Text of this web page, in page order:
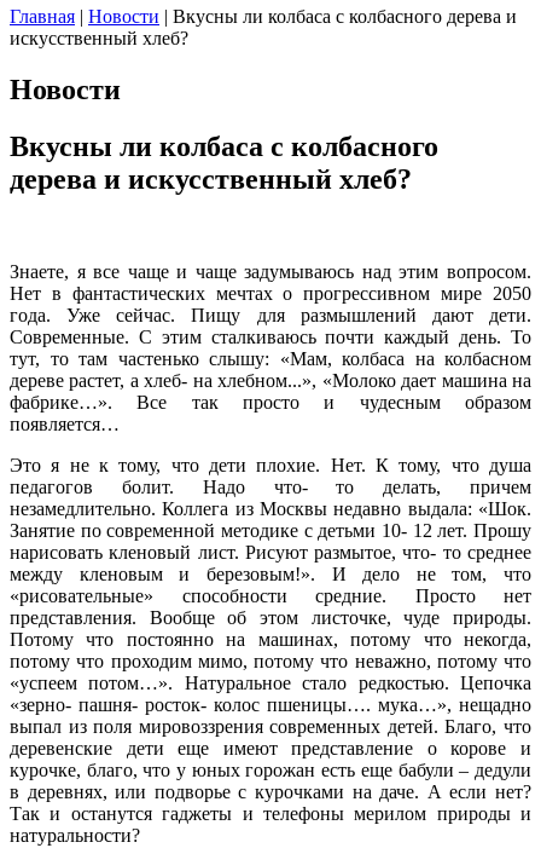
Главная | Новости | Вкусны ли колбаса с колбасного дерева и
искусственный хлеб?
Новости
Вкусны ли колбаса с колбасного
дерева и искусственный хлеб?
Знаете, я все чаще и чаще задумываюсь над этим вопросом.
Нет в фантастических мечтах о прогрессивном мире 2050
года. Уже сейчас. Пищу для размышлений дают дети.
Современные. С этим сталкиваюсь почти каждый день. То
тут, то там частенько слышу: «Мам, колбаса на колбасном
дереве растет, а хлеб- на хлебном...», «Молоко дает машина на
фабрике…». Все так просто и чудесным образом
появляется…
Это я не к тому, что дети плохие. Нет. К тому, что душа
педагогов болит. Надо что- то делать, причем
незамедлительно. Коллега из Москвы недавно выдала: «Шок.
Занятие по современной методике с детьми 10- 12 лет. Прошу
нарисовать кленовый лист. Рисуют размытое, что- то среднее
между кленовым и березовым!». И дело не том, что
«рисовательные» способности средние. Просто нет
представления. Вообще об этом листочке, чуде природы.
Потому что постоянно на машинах, потому что некогда,
потому что проходим мимо, потому что неважно, потому что
«успеем потом…». Натуральное стало редкостью. Цепочка
«зерно- пашня- росток- колос пшеницы…. мука…», нещадно
выпал из поля мировоззрения современных детей. Благо, что
деревенские дети еще имеют представление о корове и
курочке, благо, что у юных горожан есть еще бабули – дедули
в деревнях, или подворье с курочками на даче. А если нет?
Так и останутся гаджеты и телефоны мерилом природы и
натуральности?